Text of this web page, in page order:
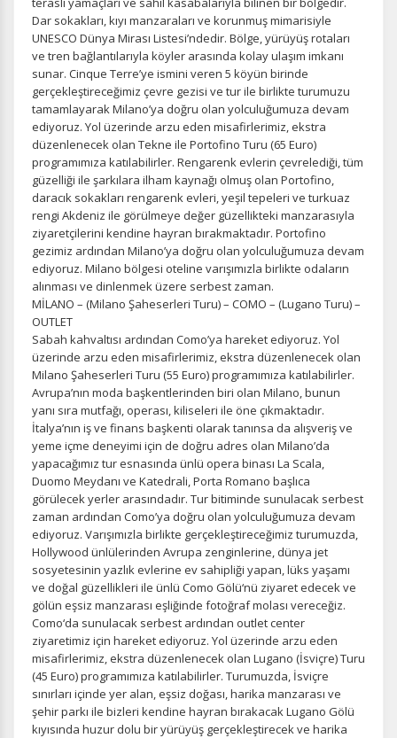
İstatistik Çerezleri
Ziyaretçilerin siteyi nasıl kullandığını anonim olarak
ölçeriz. Hangi sayfaların popüler olduğunu ve
kullanıcıların nerede zorluk yaşadığını anlamamıza
yardımcı olur.
Pazarlama Çerezleri
Size ve ilgi alanlarınıza uygun reklamlar göstermek için
kullanılır. Kapatırsanız reklamları görmeye devam
edersiniz, ancak daha az alakalı olabilirler.
Tercihleri Kaydet
Dar sokakları, kıyı manzaraları ve korunmuş mimarisiyle
UNESCO Dünya Mirası Listesi’ndedir. Bölge, yürüyüş rotaları
ve tren bağlantılarıyla köyler arasında kolay ulaşım imkanı
sunar. Cinque Terre’ye ismini veren 5 köyün birinde
gerçekleştireceğimiz çevre gezisi ve tur ile birlikte turumuzu
tamamlayarak Milano’ya doğru olan yolculuğumuza devam
ediyoruz. Yol üzerinde arzu eden misafirlerimiz, ekstra
düzenlenecek olan Tekne ile Portofino Turu (65 Euro)
programımıza katılabilirler. Rengarenk evlerin çevrelediği, tüm
güzelliği ile şarkılara ilham kaynağı olmuş olan Portofino,
daracık sokakları rengarenk evleri, yeşil tepeleri ve turkuaz
rengi Akdeniz ile görülmeye değer güzellikteki manzarasıyla
ziyaretçilerini kendine hayran bırakmaktadır. Portofino
gezimiz ardından Milano’ya doğru olan yolculuğumuza devam
ediyoruz. Milano bölgesi oteline varışımızla birlikte odaların
alınması ve dinlenmek üzere serbest zaman.
MİLANO – (Milano Şaheserleri Turu) – COMO – (Lugano Turu) –
OUTLET
Sabah kahvaltısı ardından Como’ya hareket ediyoruz. Yol
üzerinde arzu eden misafirlerimiz, ekstra düzenlenecek olan
Milano Şaheserleri Turu (55 Euro) programımıza katılabilirler.
Avrupa’nın moda başkentlerinden biri olan Milano, bunun
yanı sıra mutfağı, operası, kiliseleri ile öne çıkmaktadır.
İtalya’nın iş ve finans başkenti olarak tanınsa da alışveriş ve
yeme içme deneyimi için de doğru adres olan Milano’da
yapacağımız tur esnasında ünlü opera binası La Scala,
Duomo Meydanı ve Katedrali, Porta Romano başlıca
görülecek yerler arasındadır. Tur bitiminde sunulacak serbest
zaman ardından Como’ya doğru olan yolculuğumuza devam
ediyoruz. Varışımızla birlikte gerçekleştireceğimiz turumuzda,
Hollywood ünlülerinden Avrupa zenginlerine, dünya jet
sosyetesinin yazlık evlerine ev sahipliği yapan, lüks yaşamı
ve doğal güzellikleri ile ünlü Como Gölü‘nü ziyaret edecek ve
gölün eşsiz manzarası eşliğinde fotoğraf molası vereceğiz.
Como‘da sunulacak serbest ardından outlet center
ziyaretimiz için hareket ediyoruz. Yol üzerinde arzu eden
misafirlerimiz, ekstra düzenlenecek olan Lugano (İsviçre) Turu
(45 Euro) programımıza katılabilirler. Turumuzda, İsviçre
sınırları içinde yer alan, eşsiz doğası, harika manzarası ve
şehir parkı ile bizleri kendine hayran bırakacak Lugano Gölü
kıyısında huzur dolu bir yürüyüş gerçekleştirecek ve harika